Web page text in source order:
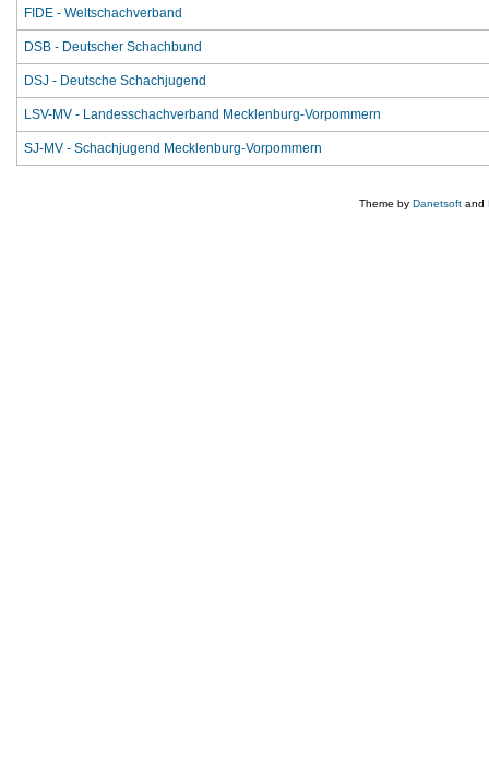
FIDE - Weltschachverband
DSB - Deutscher Schachbund
DSJ - Deutsche Schachjugend
LSV-MV - Landesschachverband Mecklenburg-Vorpommern
SJ-MV - Schachjugend Mecklenburg-Vorpommern
Theme by Danetsoft and